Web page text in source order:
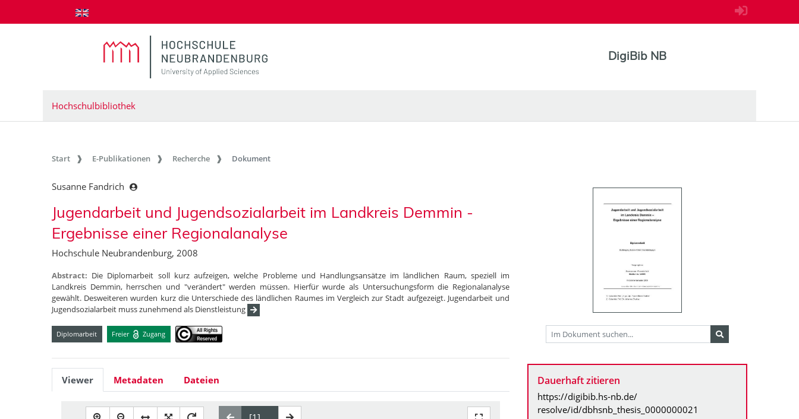
zum Inhalt springen
DigiBib NB
Hochschulbibliothek
Start E-Publikationen Recherche Dokument
Susanne Fandrich
Jugendarbeit und Jugendsozialarbeit im Landkreis Demmin -
Ergebnisse einer Regionalanalyse
Hochschule Neubrandenburg, 2008
Abstract: Die Diplomarbeit soll kurz aufzeigen, welche Probleme und Handlungsansätze im ländlichen Raum, speziell im
Landkreis Demmin, herrschen und "verändert" werden müssen. Hierfür wurde als Untersuchungsform die Regionalanalyse
gewählt. Desweiteren wurden kurz die Unterschiede des ländlichen Raumes im Vergleich zur Stadt aufgezeigt. Jugendarbeit und
Jugendsozialarbeit muss zunehmend als Dienstleistung
Diplomarbeit Freier Zugang
Viewer Metadaten Dateien Dauerhaft zitieren
https://digibib.hs-nb.de/
resolve/id/dbhsnb_thesis_0000000021